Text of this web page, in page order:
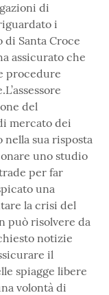
di
i
Santa Croce
assicurato che
procedure
del
mercato dei
sua risposta
uno studio
per far
una
la crisi del
può risolvere da
notizie
il
spiagge libere
volontà di